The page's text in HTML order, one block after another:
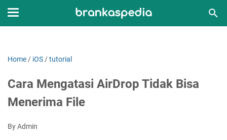
Home / iOS /tutorial
Cara Mengatasi AirDrop Tidak Bisa
Menerima File
By Admin